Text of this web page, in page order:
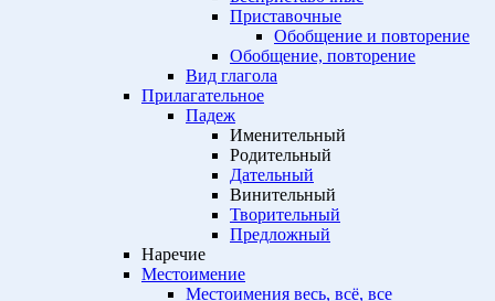
Приставочные
Обобщение и повторение
Обобщение, повторение
Вид глагола
Прилагательное
Падеж
Именительный
Родительный
Дательный
Винительный
Творительный
Предложный
Наречие
Местоимение
Местоимения весь, всё, все